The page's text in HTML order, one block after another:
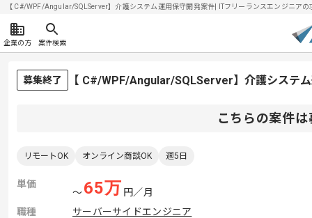
【 C#/WPF/Angular/SQLServer】介護システム運用保守開発案件| ITフリーランスエンジニア
企業の方 案件検索
募集終了 【 C#/WPF/Angular/SQLServer】介護システ
こちらの案件
リモートOK オンライン商談OK 週5日
単価
〜65万 円／月
職種
サーバーサイドエンジニア